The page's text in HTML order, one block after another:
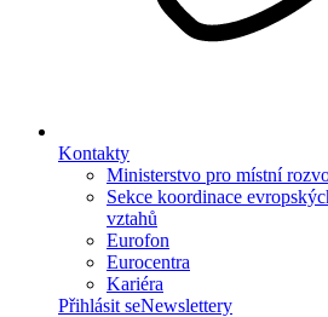
Kontakty
Ministerstvo pro místní
Sekce koordinace
vztahů
Eurofon
Eurocentra
Kariéra
Přihlásit seNewslettery